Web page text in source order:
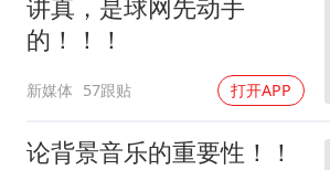
讲真，是球网先动手
的！！！
新媒体 57跟贴 打开APP
论背景音乐的重要性！！